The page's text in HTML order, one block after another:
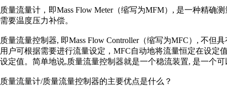
质量流量计，即Mass Flow Meter（缩写为MFM）, 是一种精确
需要温度压力补偿。
质量流量控制器, 即Mass Flow Controller（缩写为MFC）, 不
用户可根据需要进行流量设定，MFC自动地将流量恒定在设
设定值。简单地说,质量流量控制器就是一个稳流装置, 是一个
质量流量计/质量流量控制器的主要优点是什么？